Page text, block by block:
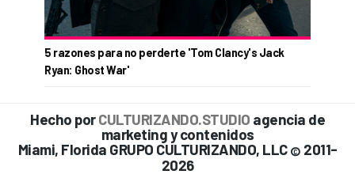
5 razones para no perderte 'Tom Clancy's Jack
Ryan: Ghost War'
Hecho porCULTURIZANDO.STUDIO agencia de
marketing y contenidos
Miami, Florida GRUPO CULTURIZANDO, LLC © 2011-
2026